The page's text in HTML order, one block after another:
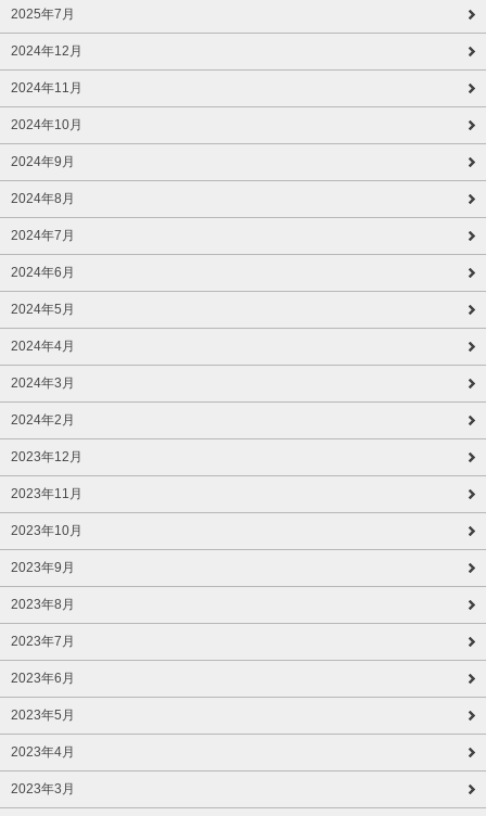
2025年7月
2024年12月
2024年11月
2024年10月
2024年9月
2024年8月
2024年7月
2024年6月
2024年5月
2024年4月
2024年3月
2024年2月
2023年12月
2023年11月
2023年10月
2023年9月
2023年8月
2023年7月
2023年6月
2023年5月
2023年4月
2023年3月